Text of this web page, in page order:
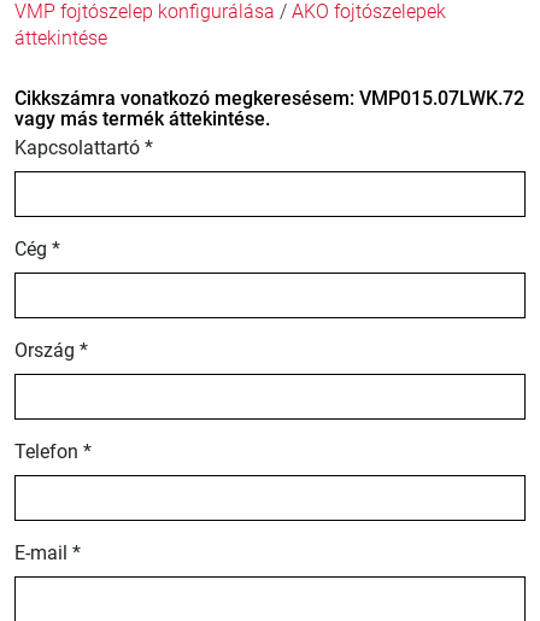
VMP fojtószelep konfigurálása / AKO fojtószelepek
áttekintése
Cikkszámra vonatkozó megkeresésem: VMP015.07LWK.72
vagy más termék áttekintése.
Kapcsolattartó *
Cég *
Ország *
Telefon *
E-mail *